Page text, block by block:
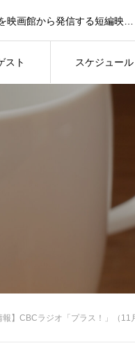
スト スケジュール
報】CBCラジオ「プラス！」（